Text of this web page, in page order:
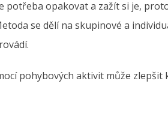
potřeba opakovat a zažít si je,
se dělí na skupinové a
pohybových aktivit může